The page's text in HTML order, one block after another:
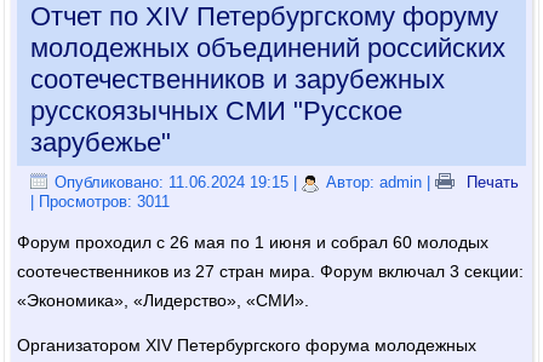
Отчет по XIV Петербургскому форуму
молодежных объединений российских
соотечественников и зарубежных
русскоязычных СМИ "Русское
зарубежье"
Опубликовано: 11.06.2024 19:15 Автор: admin |
Печать
| Просмотров: 3011
Форум проходил с 26 мая по 1 июня и собрал 60 молодых
соотечественников из 27 стран мира. Форум включал 3 секции:
«Экономика», «Лидерство», «СМИ».
Организатором XIV Петербургского форума молодежных